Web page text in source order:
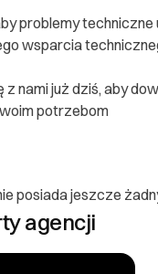
problemy
wsparcia
z nami już dziś, aby
potrzebom
posiada jeszcze
agencji